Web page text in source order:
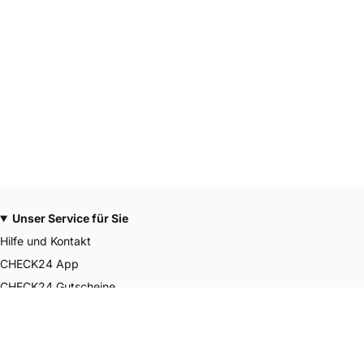
Unser Service für Sie
Hilfe und Kontakt
CHECK24 App
CHECK24 Gutscheine